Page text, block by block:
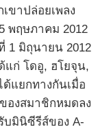
ขาปล่อยเพลง
พฤษภาคม 2012
1 มิถุนายน 2012
แก่ โดอู, ฮโยจุน,
แยกทางกันเมื่อ
องสมาชิกหมดลง
มินิซีรีส์ของ A-